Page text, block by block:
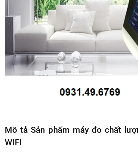
Mô tả Sản phẩm máy đo chất
WIFI